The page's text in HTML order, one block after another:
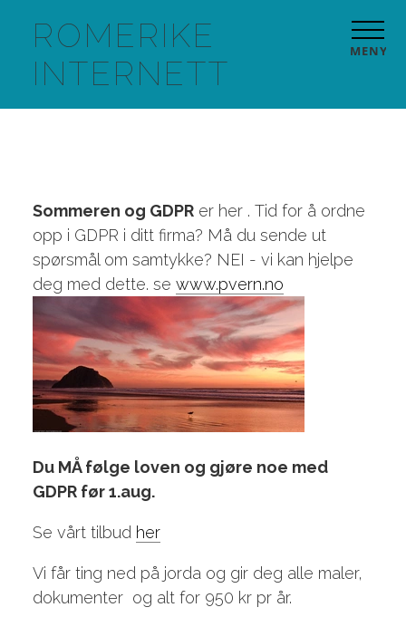
ROMERIKE
INTERNETT
MENY
Sommeren og GDPRer her . Tid for å ordne
opp i GDPR i ditt firma? Må du sende ut
spørsmål om samtykke? NEI - vi kan hjelpe
deg med dette. se www.pvern.no
Du MÅ følge loven og gjøre noe med
GDPR før 1.aug.
Se vårt tilbud her
Vi får ting ned på jorda og gir deg alle maler,
dokumenter og alt for 950 kr pr år.